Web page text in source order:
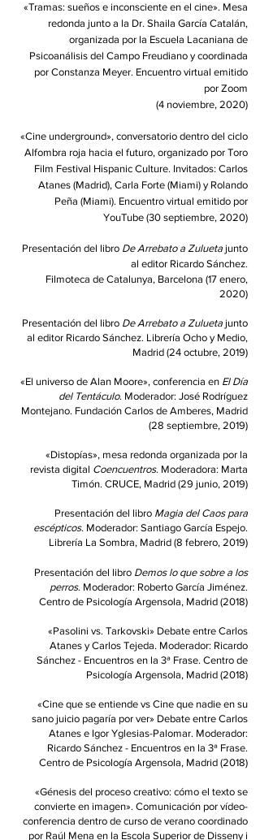
«Tramas: sueños e inconsciente en el cine». Mesa
redonda junto a la Dr. Shaila García Catalán,
organizada por la Escuela Lacaniana de
Psicoanálisis del Campo Freudiano y coordinada
por Constanza Meyer. Encuentro virtual emitido
por Zoom
(4 noviembre, 2020)
«Cine underground», conversatorio dentro del ciclo
Alfombra roja hacia el futuro, organizado por Toro
Film Festival Hispanic Culture. Invitados: Carlos
Atanes (Madrid), Carla Forte (Miami) y Rolando
Peña (Miami). Encuentro virtual emitido por
YouTube (30 septiembre, 2020)
Presentación del libro De Arrebato a Zulueta junto
al editor Ricardo Sánchez.
Filmoteca de Catalunya, Barcelona (17 enero,
2020)
Presentación del libro De Arrebato a Zulueta junto
al editor Ricardo Sánchez. Librería Ocho y Medio,
Madrid (24 octubre, 2019)
«El universo de Alan Moore», conferencia en El Día
del Tentáculo. Moderador: José Rodríguez
Montejano. Fundación Carlos de Amberes, Madrid
(28 septiembre, 2019)
«Distopías», mesa redonda organizada por la
revista digital Coencuentros. Moderadora: Marta
Timón. CRUCE, Madrid (29 junio, 2019)
Presentación del libro Magia del Caos para
escépticos. Moderador: Santiago García Espejo.
Librería La Sombra, Madrid (8 febrero, 2019)
Presentación del libro Demos lo que sobre a los
perros. Moderador: Roberto García Jiménez.
Centro de Psicología Argensola, Madrid (2018)
«Pasolini vs. Tarkovski» Debate entre Carlos
Atanes y Carlos Tejeda. Moderador: Ricardo
Sánchez - Encuentros en la 3ª Frase. Centro de
Psicología Argensola, Madrid (2018)
«Cine que se entiende vs Cine que nadie en su
sano juicio pagaría por ver» Debate entre Carlos
Atanes e Igor Yglesias-Palomar. Moderador:
Ricardo Sánchez - Encuentros en la 3ª Frase.
Centro de Psicología Argensola, Madrid (2018)
«Génesis del proceso creativo: cómo el texto se
convierte en imagen». Comunicación por vídeo-
conferencia dentro de curso de verano coordinado
por Raúl Mena en la Escola Superior de Disseny i